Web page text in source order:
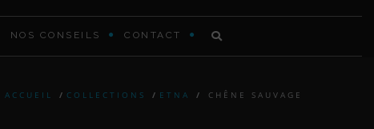
NOS CONSEILS CONTACT
ACCUEIL / COLLECTIONS / ETNA / CHÊNE SAUVAGE